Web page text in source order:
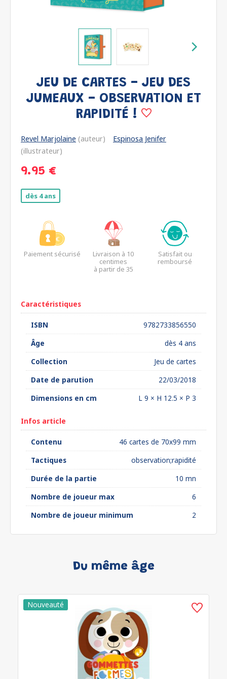
JEU DE CARTES - JEU DES
JUMEAUX - OBSERVATION ET
RAPIDITÉ !
Revel Marjolaine (auteur)
Espinosa Jenifer
(illustrateur)
9.95 €
dès 4 ans
Paiement sécurisé
Livraison à 10
centimes
à partir de 35
Satisfait ou
remboursé
Caractéristiques
ISBN
9782733856550
Âge
dès 4 ans
Collection
Jeu de cartes
Date de parution
22/03/2018
Dimensions en cm
L 9 × H 12.5 × P 3
Infos article
Contenu
46 cartes de 70x99 mm
Tactiques
observation;rapidité
Durée de la partie
10 mn
Nombre de joueur max
6
Nombre de joueur minimum
2
Du même âge